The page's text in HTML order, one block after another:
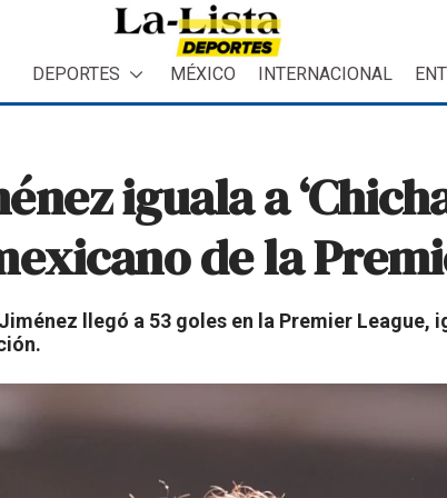
DEPORTES MÉXICO INTERNACIONAL
iguala a
de la
llegó a 53 goles en la Premier League,